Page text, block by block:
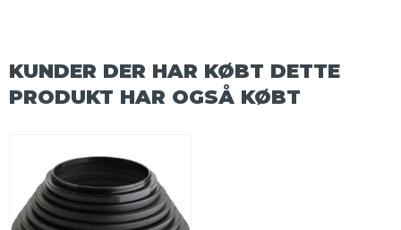
KUNDER DER HAR KØBT DETTE
PRODUKT HAR OGSÅ KØBT